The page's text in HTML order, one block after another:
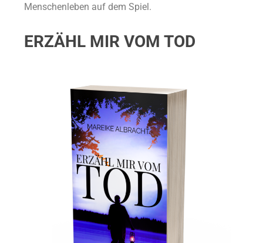
Menschenleben auf dem Spiel.
ERZÄHL MIR VOM TOD